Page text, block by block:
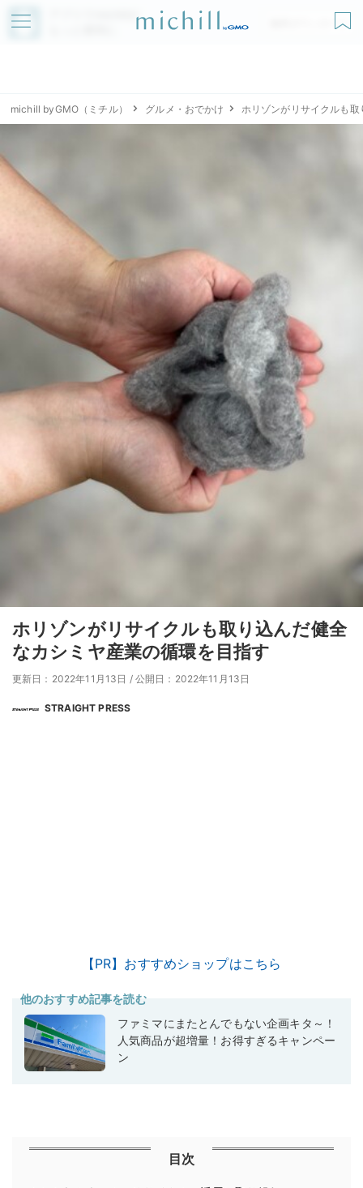
アプリでmichillが
無料ダウンロード
michill byGMO（ミチル） グルメ・おでかけ ホリゾンがリサイクルも
ホリゾンがリサイクルも取り込んだ健全
なカシミヤ産業の循環を目指す
更新日：2022年11月13日 / 公開日：2022年11月13日
STRAIGHT PRESS
【PR】おすすめショップはこちら
他のおすすめ記事を読む
ファミマにまたとんでもない企画キタ～！
人気商品が超増量！お得すぎるキャンペー
ン
目次